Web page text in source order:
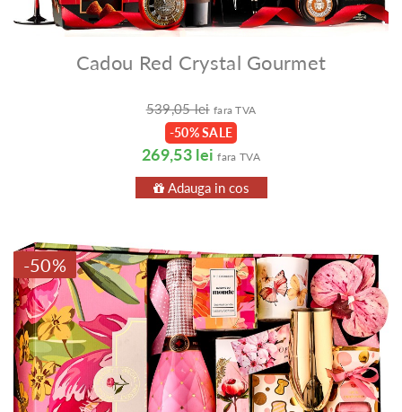
Cadou Red Crystal Gourmet
539,05 lei fara TVA
-50% SALE
269,53 lei fara TVA
Adauga in cos
-50%